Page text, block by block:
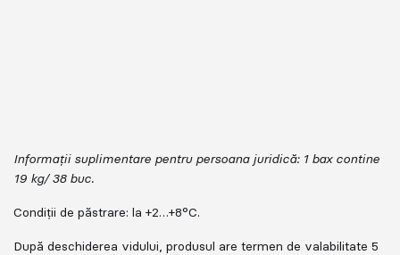
Informații suplimentare pentru persoana juridică: 1 bax contine
19 kg/ 38 buc.
Condiții de păstrare: la +2…+8°C.
După deschiderea vidului, produsul are termen de valabilitate 5